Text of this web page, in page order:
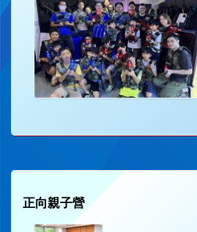
正向親子營